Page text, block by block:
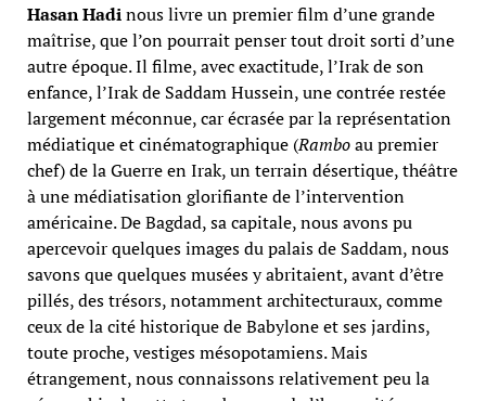
Hasan Hadinous livre un premier film d’une grande
maîtrise, que l’on pourrait penser tout droit sorti d’une
autre époque. Il filme, avec exactitude, l’Irak de son
enfance, l’Irak de Saddam Hussein, une contrée restée
largement méconnue, car écrasée par la représentation
médiatique et cinématographique (Ramboau premier
chef) de la Guerre en Irak, un terrain désertique, théâtre
à une médiatisation glorifiante de l’intervention
américaine. De Bagdad, sa capitale, nous avons pu
apercevoir quelques images du palais de Saddam, nous
savons que quelques musées y abritaient, avant d’être
pillés, des trésors, notamment architecturaux, comme
ceux de la cité historique de Babylone et ses jardins,
toute proche, vestiges mésopotamiens. Mais
étrangement, nous connaissons relativement peu la